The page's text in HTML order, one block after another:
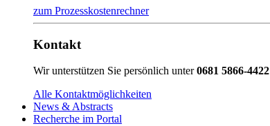
zum Prozesskostenrechner
Kontakt
Wir unterstützen Sie persönlich unter0681 5866-4422
Alle Kontaktmöglichkeiten
News & Abstracts
Recherche im Portal